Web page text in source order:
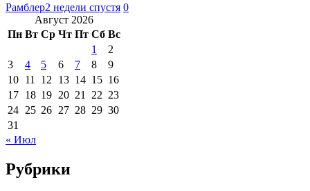
Рамблер2 недели спустя 0
Август 2026
Пн Вт Ср Чт Пт Сб Вс
1
2
3
4 5 6 7 8
9
10 11 12 13 14 15 16
17 18 19 20 21 22 23
24 25 26 27 28 29 30
31
« Июл
Рубрики